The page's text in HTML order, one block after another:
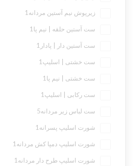
زیرپوش نیم آستین مردانه 1
ست آستین حلقه | نیم پا 1
ست آستین دار | پادار 1
ست خشتی | اسلیپ 1
ست خشتی | نیم پا 1
ست رکابی | اسلیپ 1
ست لباس زیر مردانه5
شورت اسلیپ پسرانه 1
شورت اسلیپ دمپا کش مردانه 1
شورت اسلیپ طرح دار مردانه 1